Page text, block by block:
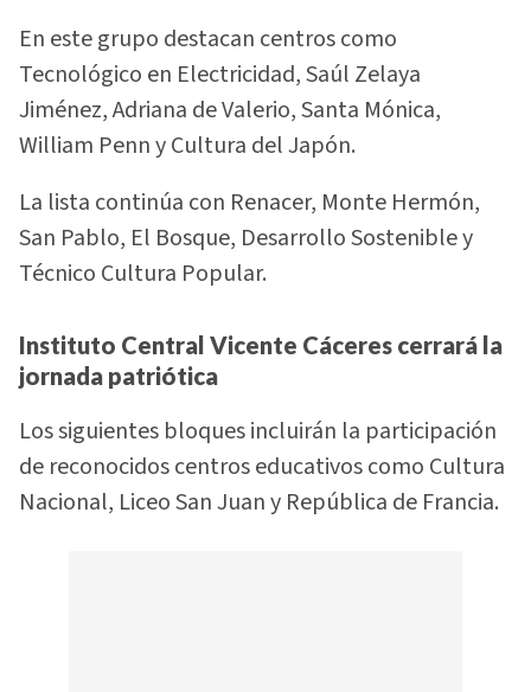
En este grupo destacan centros como
Tecnológico en Electricidad, Saúl Zelaya
Jiménez, Adriana de Valerio, Santa Mónica,
William Penn y Cultura del Japón.
La lista continúa con Renacer, Monte Hermón,
San Pablo, El Bosque, Desarrollo Sostenible y
Técnico Cultura Popular.
Instituto Central Vicente Cáceres cerrará la
jornada patriótica
Los siguientes bloques incluirán la participación
de reconocidos centros educativos como Cultura
Nacional, Liceo San Juan y República de Francia.